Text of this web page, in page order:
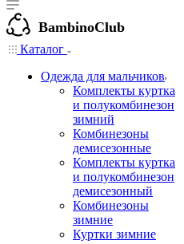
BambinoClub
Каталог
Одежда для мальчиков
Комплекты куртка
и полукомбинезон
зимний
Комбинезоны
демисезонные
Комплекты куртка
и полукомбинезон
демисезонный
Комбинезоны
зимние
Куртки зимние